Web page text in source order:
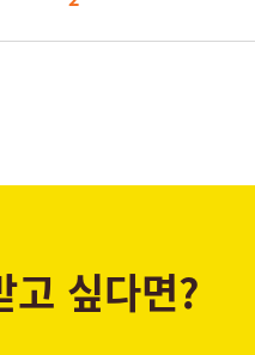
싶다면?